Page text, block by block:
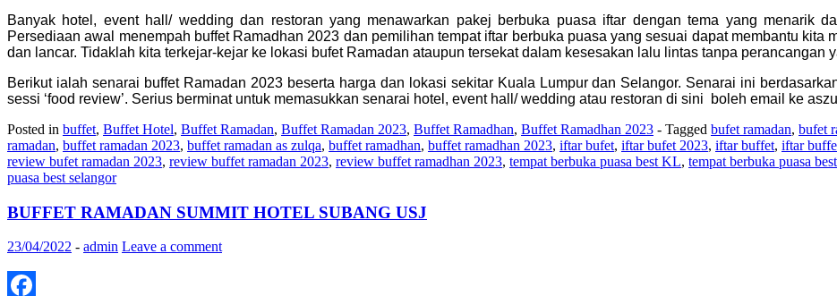
Banyak hotel, event hall/ wedding dan restoran yang menawarkan pakej berbuka puasa iftar dengan tema yang menarik
Persediaan awal menempah buffet Ramadhan 2023 dan pemilihan tempat iftar berbuka puasa yang sesuai dapat membantu
dan lancar. Tidaklah kita terkejar-kejar ke lokasi bufet Ramadan ataupun tersekat dalam kesesakan lalu lintas tanpa perancangan
Berikut ialah senarai buffet Ramadan 2023 beserta harga dan lokasi sekitar Kuala Lumpur dan Selangor. Senarai ini
sessi ‘food review’. Serius berminat untuk memasukkan senarai hotel, event hall/ wedding atau restoran di sini boleh email ke
Posted in buffet, Buffet Hotel, Buffet Ramadan, Buffet Ramadan 2023, Buffet Ramadhan, Buffet Ramadhan 2023 - Tagged bufet ramadan, bufet
ramadan, buffet ramadan 2023, buffet ramadan as zulqa, buffet ramadhan, buffet ramadhan 2023, iftar bufet, iftar bufet 2023, iftar buffet, iftar
review bufet ramadan 2023, review buffet ramadan 2023, review buffet ramadhan 2023, tempat berbuka puasa best KL, tempat berbuka puasa
puasa best selangor
BUFFET RAMADAN SUMMIT HOTEL SUBANG USJ
23/04/2022 - admin Leave a comment